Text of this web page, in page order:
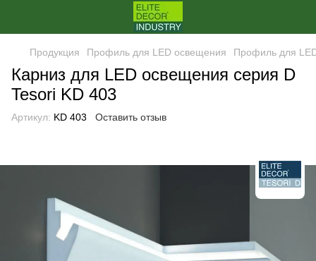
Продукция Профиль для LED освещения Профиль для
Карниз для LED освещения серия D
Tesori KD 403
Артикул: KD 403 Оставить отзыв